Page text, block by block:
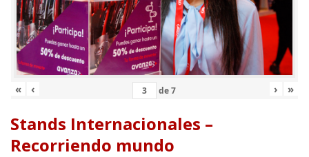
« ‹ de7 › »
Stands Internacionales –
Recorriendo mundo